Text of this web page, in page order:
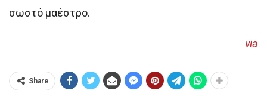
σωστό μαέστρο.
via
Share